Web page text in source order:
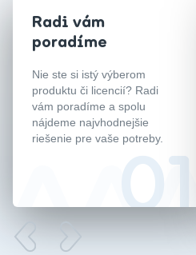
Radi vám
poradíme
Nie ste si istý výberom
produktu či licencií? Radi
vám poradíme a spolu
nájdeme najvhodnejšie
riešenie pre vaše potreby.